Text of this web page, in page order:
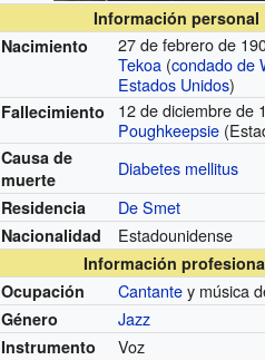
Información personal
Nacimiento
27 de febrero de
Tekoa (condado de
Estados Unidos)
Fallecimiento
12 de diciembre de
Poughkeepsie
Causa de
muerte
Diabetes mellitus
Residencia De Smet
Nacionalidad Estadounidense
Información
Ocupación
Cantantey música
Género Jazz
Instrumento Voz